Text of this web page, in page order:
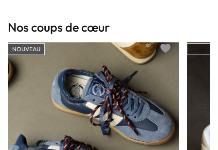
Nos coups de cœur
NOUVEAU
Add to wishlist